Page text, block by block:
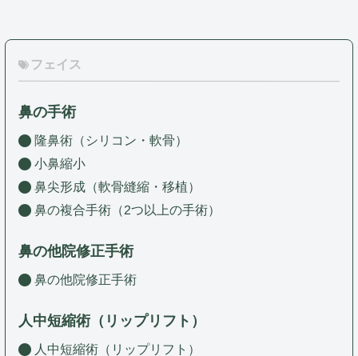
フェイス
鼻の手術
隆鼻術（シリコン・軟骨）
小鼻縮小
鼻尖形成（軟骨縫縮・移植）
鼻の複合手術（2つ以上の手術）
鼻の他院修正手術
鼻の他院修正手術
人中短縮術（リップリフト）
人中短縮術（リップリフト）